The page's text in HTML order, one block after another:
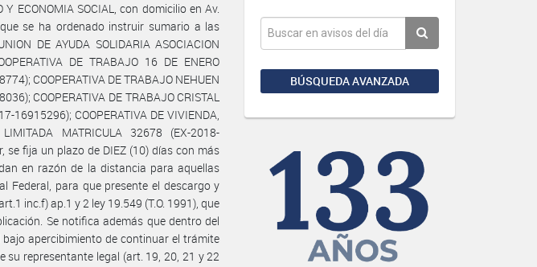
BÚSQUEDA AVANZADA
Y ECONOMIA SOCIAL, con domicilio en Av.
se ha ordenado instruir sumario a las
DE AYUDA SOLIDARIA ASOCIACION
DE TRABAJO 16 DE ENERO
COOPERATIVA DE TRABAJO NEHUEN
COOPERATIVA DE TRABAJO CRISTAL
16915296); COOPERATIVA DE VIVIENDA,
MATRICULA 32678 (EX-2018-
se fija un plazo de DIEZ (10) días con más
en razón de la distancia para aquellas
Federal, para que presente el descargo y
inc.f) ap.1 y 2 ley 19.549 (T.O. 1991), que
Se notifica además que dentro del
apercibimiento de continuar el trámite
su representante legal (art. 19, 20, 21 y 22